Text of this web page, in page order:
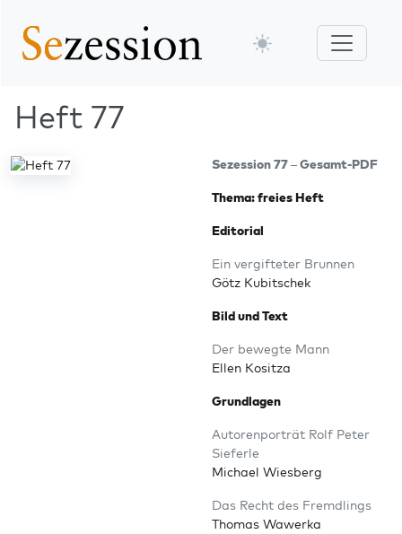
Heft 77
Sezes­si­on 77 – Gesamt-PDF
The­ma: frei­es Heft
Edi­to­ri­al
Ein ver­gif­te­ter Brunnen
Götz Kubitschek
Bild und Text
Der beweg­te Mann
Ellen Kositza
Grund­la­gen
Autoren­por­trät Rolf Peter
Sieferle
Micha­el Wiesberg
Das Recht des Fremdlings
Tho­mas Wawerka